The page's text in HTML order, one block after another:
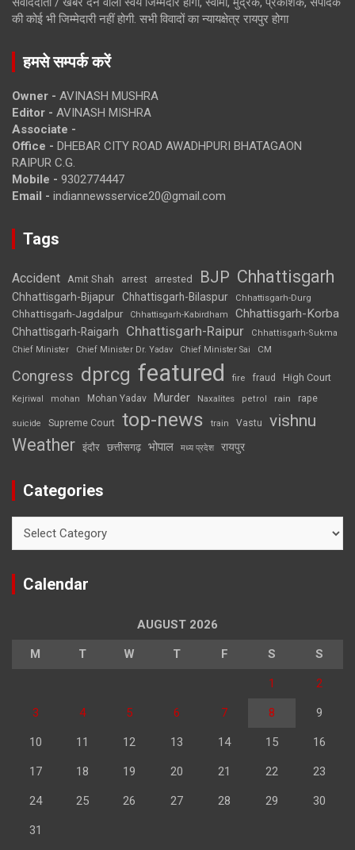
की कोई भी जिम्मेदारी नहीं होगी. सभी विवादों का न्यायक्षेत्र रायपुर होगा
हमसे सम्पर्क करें
Owner - AVINASH MUSHRA
Editor - AVINASH MISHRA
Associate -
Office - DHEBAR CITY ROAD AWADHPURI BHATAGAON
RAIPUR C.G.
Mobile - 9302774447
Email - indiannewsservice20@gmail.com
Tags
Accident Amit Shah arrest arrested BJP Chhattisgarh
Chhattisgarh-Bijapur Chhattisgarh-Bilaspur Chhattisgarh-Durg
Chhattisgarh-Jagdalpur Chhattisgarh-Kabirdham Chhattisgarh-Korba
Chhattisgarh-Raigarh Chhattisgarh-Raipur
Chhattisgarh-Sukma
Chief Minister
Chief Minister Dr. Yadav Chief Minister Sai CM
Congress dprcg featured fire fraud High Court
Kejriwal mohan Mohan Yadav Murder Naxalites petrol rain rape
suicide Supreme Court top-news train Vastu vishnu
Weather इंदौर छत्तीसगढ़ भोपाल मध्य प्रदेश रायपुर
Categories
Calendar
AUGUST 2026
M T W T F S S
1 2
3 4 5 6 7 8 9
10 11 12 13 14 15 16
17 18 19 20 21 22 23
24 25 26 27 28 29 30
31